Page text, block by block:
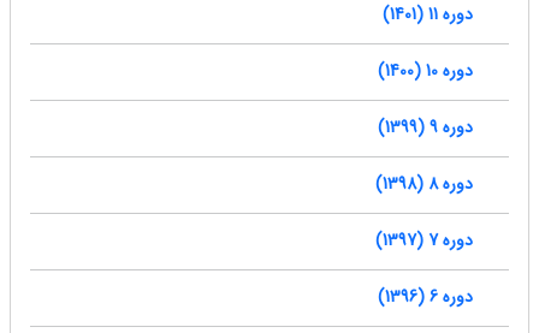
دوره 11 (1401)
دوره 10 (1400)
دوره 9 (1399)
دوره 8 (1398)
دوره 7 (1397)
دوره 6 (1396)